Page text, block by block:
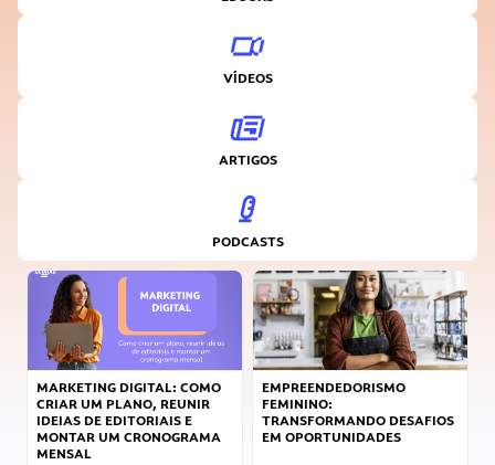
VÍDEOS
ARTIGOS
PODCASTS
MARKETING DIGITAL: COMO
CRIAR UM PLANO, REUNIR
IDEIAS DE EDITORIAIS E
MONTAR UM CRONOGRAMA
MENSAL
EMPREENDEDORISMO
FEMININO:
TRANSFORMANDO DESAFIOS
EM OPORTUNIDADES